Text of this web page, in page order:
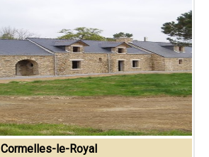
Cormelles-le-Royal